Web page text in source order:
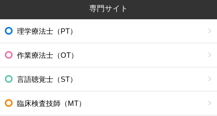
専門サイト
理学療法士（PT）
作業療法士（OT）
言語聴覚士（ST）
臨床検査技師（MT）